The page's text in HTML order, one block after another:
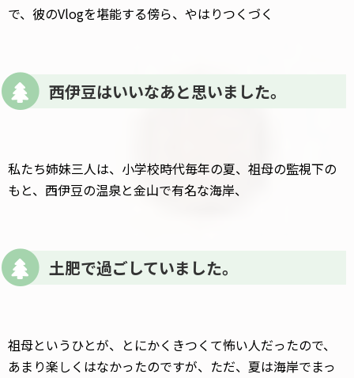
で、彼のVlogを堪能する傍ら、やはりつくづく
西伊豆はいいなあと思いました。
私たち姉妹三人は、小学校時代毎年の夏、祖母の監視下の
もと、西伊豆の温泉と金山で有名な海岸、
土肥で過ごしていました。
祖母というひとが、とにかくきつくて怖い人だったので、
あまり楽しくはなかったのですが、ただ、夏は海岸でまっ